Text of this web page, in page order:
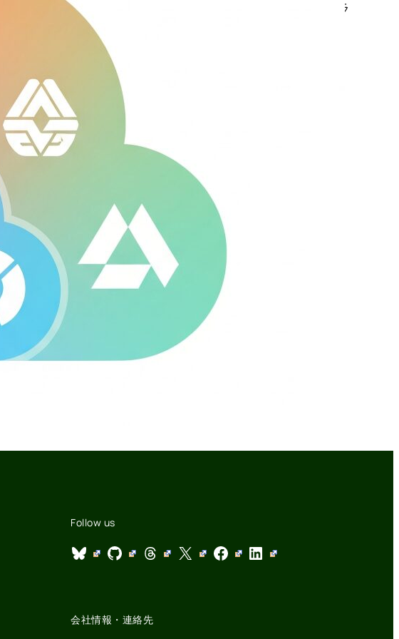
三大クラウド 比較 今のビジネスの世界って、クラ
ウドコンピューティングがないと、もう成り立た
ないくらい大事なものになってるんですよね。会
社がどんどん大きくなったり、新しいサービスを
作ったりする上で、ク…
Read more …
Follow us
Bluesky GitHub Threads X Facebook LinkedIn
会社情報・連絡先